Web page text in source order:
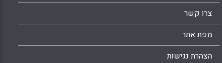
צרו קשר
מפת אתר
הצהרת נגישות